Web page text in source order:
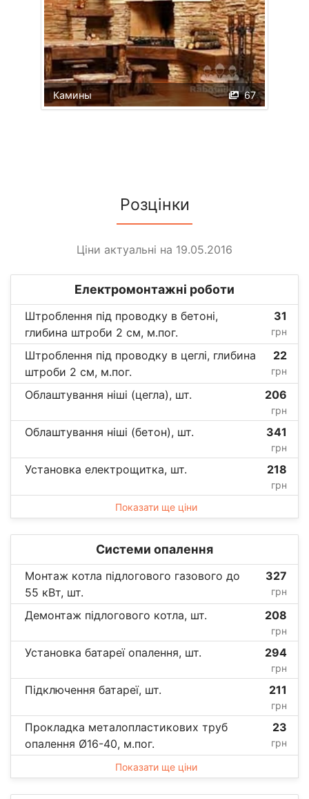
67
Камины
Розцінки
Ціни актуальні на 19.05.2016
Електромонтажні роботи
Штроблення під проводку в бетоні,
глибина штроби 2 см, м.пог.
31
грн
Штроблення під проводку в цеглі, глибина
штроби 2 см, м.пог.
22
грн
Облаштування ніші (цегла), шт. 206
грн
Облаштування ніші (бетон), шт. 341
грн
Установка електрощитка, шт. 218
грн
Показати ще ціни
Системи опалення
Монтаж котла підлогового газового до
55 кВт, шт.
327
грн
Демонтаж підлогового котла, шт. 208
грн
Установка батареї опалення, шт. 294
грн
Підключення батареї, шт. 211
грн
Прокладка металопластикових труб
опалення Ø16-40, м.пог.
23
грн
Показати ще ціни